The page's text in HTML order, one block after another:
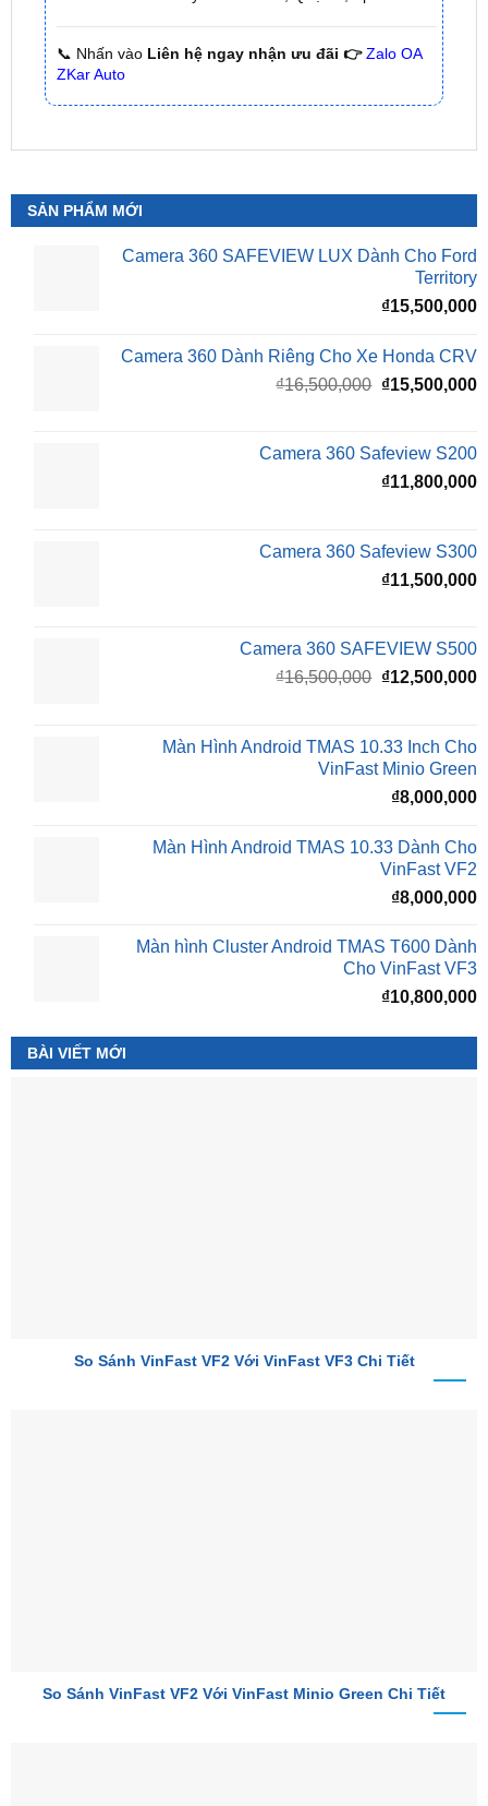
📞 Nhấn vàoLiên hệ ngay nhận ưu đãi 👉 Zalo OA
ZKar Auto
SẢN PHẨM MỚI
Camera 360 SAFEVIEW LUX Dành Cho Ford
Territory
₫15,500,000
Camera 360 Dành Riêng Cho Xe Honda CRV
₫16,500,000 Giá
₫16,500,000.
₫15,500,000
Camera 360 Safeview S200
₫11,800,000
Camera 360 Safeview S300
₫11,500,000
Camera 360 SAFEVIEW S500
₫16,500,000 Giá
₫16,500,000.
₫12,500,000
Màn Hình Android TMAS 10.33 Inch Cho
VinFast Minio Green
₫8,000,000
Màn Hình Android TMAS 10.33 Dành Cho
VinFast VF2
₫8,000,000
Màn hình Cluster Android TMAS T600 Dành
Cho VinFast VF3
₫10,800,000
BÀI VIẾT MỚI
So Sánh VinFast VF2 Với VinFast VF3 Chi Tiết
So Sánh VinFast VF2 Với VinFast Minio Green Chi Tiết